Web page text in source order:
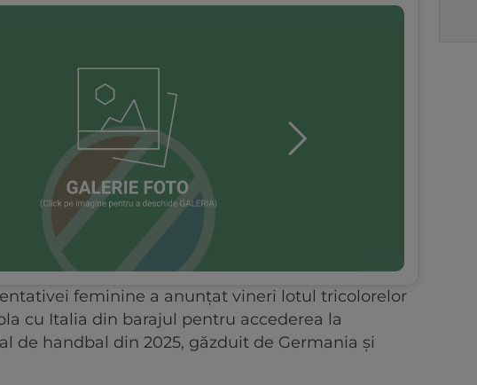
feminine a anunțat vineri lotul tricolorelor
cu Italia din barajul pentru accederea la
de handbal din 2025, găzduit de Germania și